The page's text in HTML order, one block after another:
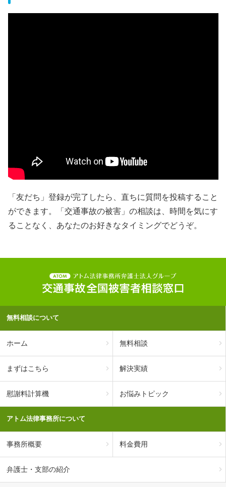
「友だち」登録が完了したら、直ちに質問を投稿すること
ができます。「交通事故の被害」の相談は、時間を気にす
ることなく、あなたのお好きなタイミングでどうぞ。
無料相談について
ホーム 無料相談
まずはこちら 解決実績
慰謝料計算機 お悩みトピック
アトム法律事務所について
事務所概要 料金費用
弁護士・支部の紹介